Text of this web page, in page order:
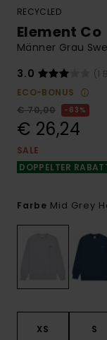
RECYCLED
Element Co
Männer Grau
3.0
(1
ECO-BONUS
€ 70,00
63%
€ 26,24
SALE
DOPPELTER
Farbe Mid Grey
XS S